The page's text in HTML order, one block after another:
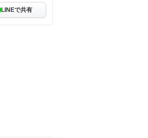
LINEで共有